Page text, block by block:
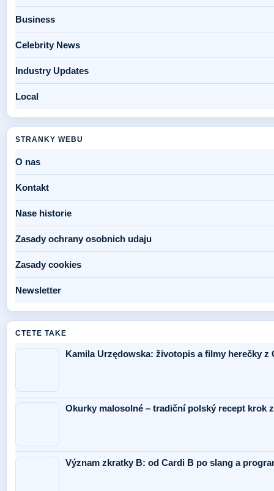
Business
Celebrity News
Industry Updates
Local
STRANKY WEBU
O nas
Kontakt
Nase historie
Zasady ochrany osobnich udaju
Zasady cookies
Newsletter
CTETE TAKE
Kamila Urzędowska: životopis a filmy herečky z
Okurky malosolné – tradiční polský recept krok
Význam zkratky B: od Cardi B po slang a